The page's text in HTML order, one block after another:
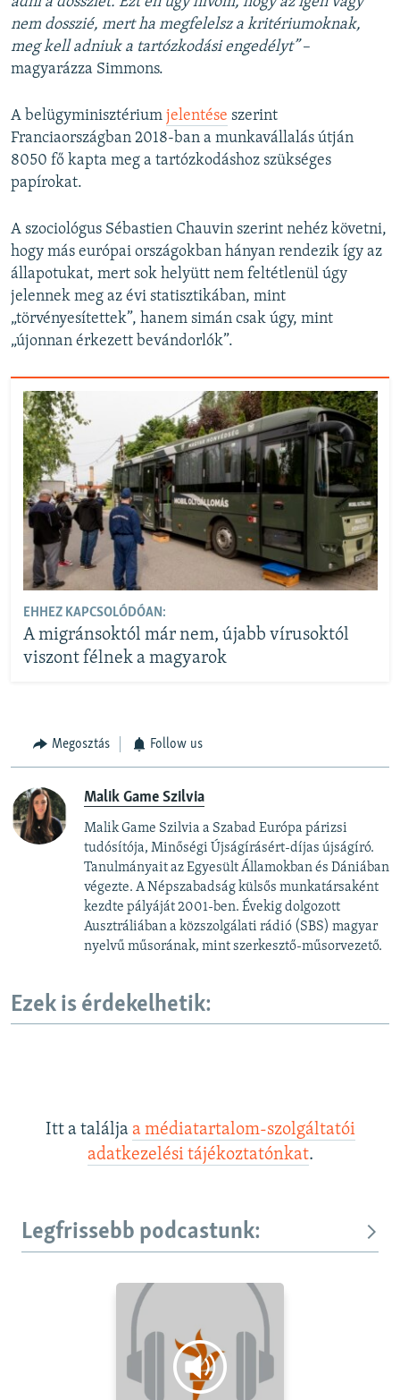
nem dosszié, mert ha megfelelsz a kritériumoknak,
meg kell adniuk a tartózkodási engedélyt”–
magyarázza Simmons.
A belügyminisztérium jelentése szerint
Franciaországban 2018-ban a munkavállalás útján
8050 fő kapta meg a tartózkodáshoz szükséges
papírokat.
A szociológus Sébastien Chauvin szerint nehéz követni,
hogy más európai országokban hányan rendezik így az
állapotukat, mert sok helyütt nem feltétlenül úgy
jelennek meg az évi statisztikában, mint
„törvényesítettek”, hanem simán csak úgy, mint
„újonnan érkezett bevándorlók”.
EHHEZ KAPCSOLÓDÓAN:
A migránsoktól már nem, újabb vírusoktól
viszont félnek a magyarok
Megosztás Follow us
Malik Game Szilvia
Malik Game Szilvia a Szabad Európa párizsi
tudósítója, Minőségi Újságírásért-díjas újságíró.
Tanulmányait az Egyesült Államokban és Dániában
végezte. A Népszabadság külsős munkatársaként
kezdte pályáját 2001-ben. Évekig dolgozott
Ausztráliában a közszolgálati rádió (SBS) magyar
nyelvű műsorának, mint szerkesztő-műsorvezető.
Ezek is érdekelhetik:
Itt a találja a médiatartalom-szolgáltatói
adatkezelési tájékoztatónkat.
Legfrissebb podcastunk: